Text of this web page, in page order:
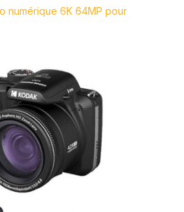
La station de
universelles, qui sont
alignées avec les
boucles des deux
côtés pour une
installation fixe.
Appuyez et
maintenez les
boutons des deux
côtés et tirez en
numérique 6K 64MP pour